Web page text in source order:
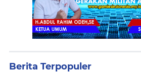
Berita Terpopuler